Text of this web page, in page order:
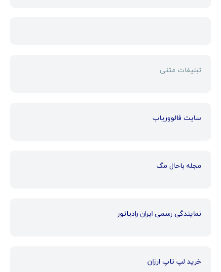
تبلیغات متنی
سایت فالووریاب
مجله باحال مگ
نمایندگی رسمی ایران رادیاتور
خرید لپ تاپ ارزان